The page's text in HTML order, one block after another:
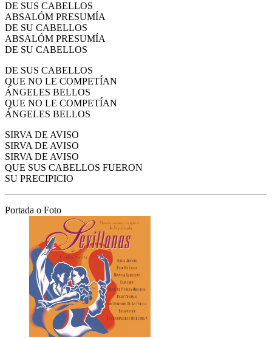
DE SUS CABELLOS
ABSALÓM PRESUMÍA
DE SU CABELLOS
ABSALÓM PRESUMÍA
DE SU CABELLOS
DE SUS CABELLOS
QUE NO LE COMPETÍAN
ÁNGELES BELLOS
QUE NO LE COMPETÍAN
ÁNGELES BELLOS
SIRVA DE AVISO
SIRVA DE AVISO
SIRVA DE AVISO
QUE SUS CABELLOS FUERON
SU PRECIPICIO
Portada o Foto